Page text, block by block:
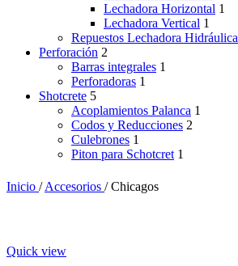
Lechadora Horizontal 1
Lechadora Vertical 1
Repuestos Lechadora Hidráulica
Perforación 2
Barras integrales 1
Perforadoras 1
Shotcrete 5
Acoplamientos Palanca 1
Codos y Reducciones 2
Culebrones 1
Piton para Schotcret 1
Inicio / Accesorios / Chicagos
Quick view